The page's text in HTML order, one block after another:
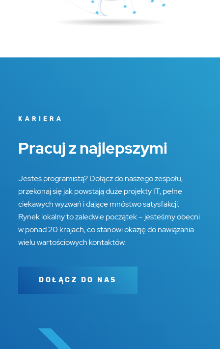
KARIERA
Pracuj z najlepszymi
Jesteś programistą? Dołącz do naszego zespołu,
przekonaj się jak powstają duże projekty IT, pełne
ciekawych wyzwań i dające mnóstwo satysfakcji.
Rynek lokalny to zaledwie początek – jesteśmy obecni
w ponad 20 krajach, co stanowi okazję do nawiązania
wielu wartościowych kontaktów.
DOŁĄCZ DO NAS